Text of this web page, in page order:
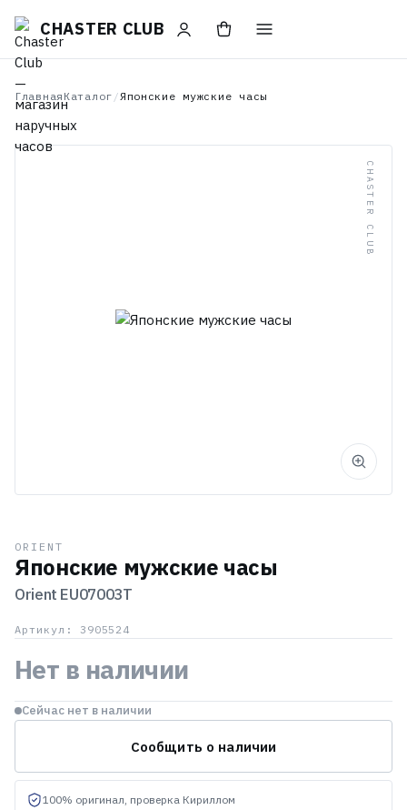
CHASTER CLUB
Главная Каталог /Японские мужские часы
CHASTER CLUB
ORIENT
Японские мужские часы
Orient EU07003T
Артикул: 3905524
Нет в наличии
Сейчас нет в наличии
Сообщить о наличии
100% оригинал, проверка Кириллом